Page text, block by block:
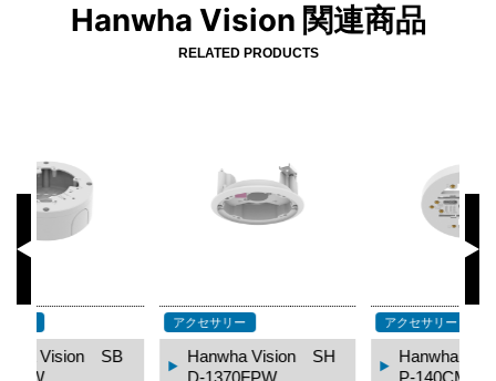
Hanwha Vision 関連商品
RELATED PRODUCTS
Hanwha Vision SH
Hanwha Vision SB